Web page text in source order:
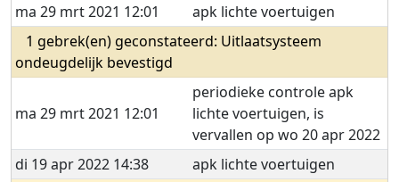
ma 29 mrt 2021 12:01
apk lichte voertuigen
1 gebrek(en) geconstateerd: Uitlaatsysteem
ondeugdelijk bevestigd
ma 29 mrt 2021 12:01
periodieke controle apk
lichte voertuigen, is
vervallen op wo 20 apr 2022
di 19 apr 2022 14:38
apk lichte voertuigen